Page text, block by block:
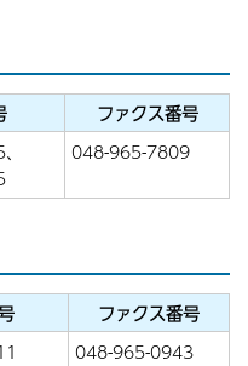
ファクス番号
048-965-7809
ファクス番号
048-965-0943